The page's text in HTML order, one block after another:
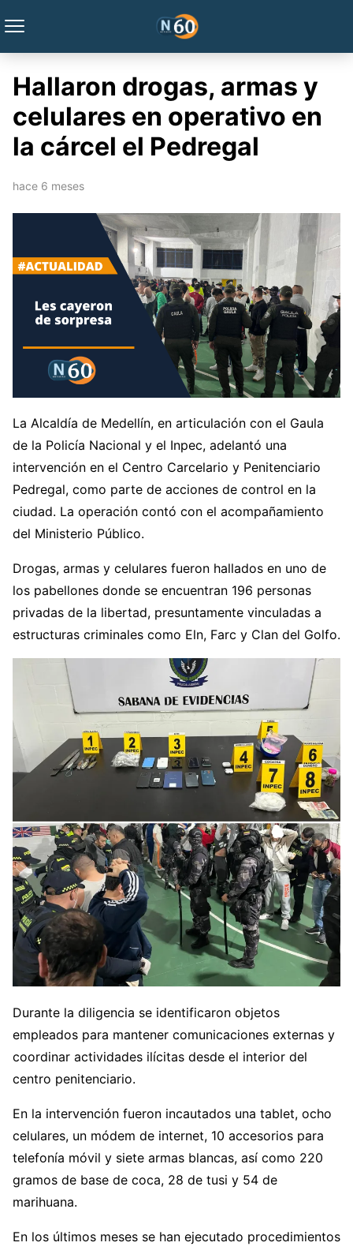
Hallaron drogas, armas y
celulares en operativo en
la cárcel el Pedregal
hace 6 meses
La Alcaldía de Medellín, en articulación con el Gaula
de la Policía Nacional y el Inpec, adelantó una
intervención en el Centro Carcelario y Penitenciario
Pedregal, como parte de acciones de control en la
ciudad. La operación contó con el acompañamiento
del Ministerio Público.
Drogas, armas y celulares fueron hallados en uno de
los pabellones donde se encuentran 196 personas
privadas de la libertad, presuntamente vinculadas a
estructuras criminales como Eln, Farc y Clan del Golfo.
Durante la diligencia se identificaron objetos
empleados para mantener comunicaciones externas y
coordinar actividades ilícitas desde el interior del
centro penitenciario.
En la intervención fueron incautados una tablet, ocho
celulares, un módem de internet, 10 accesorios para
telefonía móvil y siete armas blancas, así como 220
gramos de base de coca, 28 de tusi y 54 de
marihuana.
En los últimos meses se han ejecutado procedimientos